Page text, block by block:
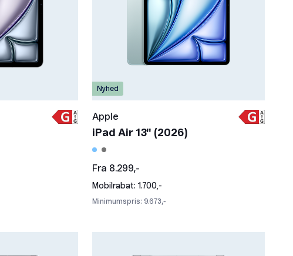
Nyhed
Apple
iPad Air 13" (2026)
Fra 8.299,-
Mobilrabat: 1.700,-
Minimumspris: 9.673,-